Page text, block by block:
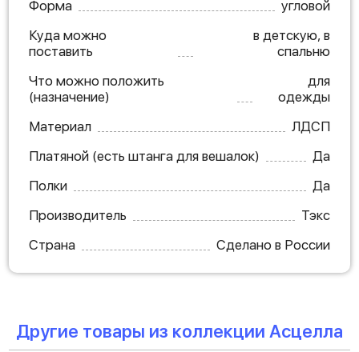
Форма
угловой
Куда можно
поставить
в детскую, в
спальню
Что можно положить
(назначение)
для
одежды
Материал
ЛДСП
Платяной (есть штанга для вешалок)
Да
Полки
Да
Производитель
Тэкс
Страна
Сделано в России
Другие товары из коллекции Асцелла